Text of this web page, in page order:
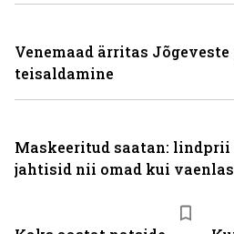
Venemaad ärritas
teisaldamine
Maskeeritud saatan:
jahtisid nii omad kui